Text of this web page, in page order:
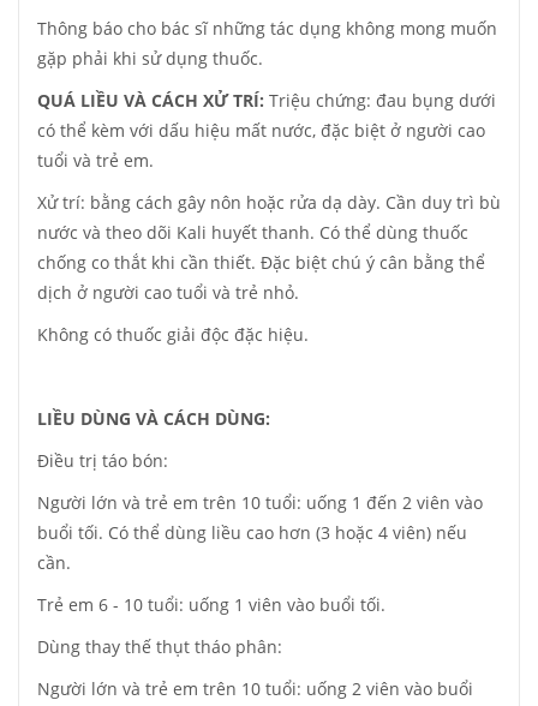
Thông báo cho bác sĩ những tác dụng không mong muốn
gặp phải khi sử dụng thuốc.
QUÁ LIỀU VÀ CÁCH XỬ TRÍ: Triệu chứng: đau bụng dưới
có thể kèm với dấu hiệu mất nước, đặc biệt ở người cao
tuổi và trẻ em.
Xử trí: bằng cách gây nôn hoặc rửa dạ dày. Cần duy trì bù
nước và theo dõi Kali huyết thanh. Có thể dùng thuốc
chống co thắt khi cần thiết. Đặc biệt chú ý cân bằng thể
dịch ở người cao tuổi và trẻ nhỏ.
Không có thuốc giải độc đặc hiệu.
LIỀU DÙNG VÀ CÁCH DÙNG:
Điều trị táo bón:
Người lớn và trẻ em trên 10 tuổi: uống 1 đến 2 viên vào
buổi tối. Có thể dùng liều cao hơn (3 hoặc 4 viên) nếu
cần.
Trẻ em 6 - 10 tuổi: uống 1 viên vào buổi tối.
Dùng thay thế thụt tháo phân:
Người lớn và trẻ em trên 10 tuổi: uống 2 viên vào buổi